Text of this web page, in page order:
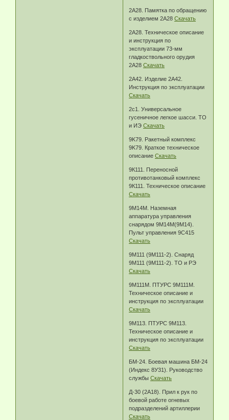
2А28. Памятка по обращению
с изделием 2А28Скачать
2А28. Техническое описание
и инструкция по
эксплуатации 73-мм
гладкоствольного орудия
2А28Скачать
2А42. Изделие 2А42.
Инструкция по эксплуатации
Скачать
2c1. Универсальное
гусеничное легкое шасси. ТО
и ИЭСкачать
9K79. Pакетный комплекс
9K79. Краткое техническое
описаниеСкачать
9К111. Переносной
противотанковый комплекс
9К111. Техническое описание
Скачать
9М14М. Наземная
аппаратура управления
снарядом 9М14М(9М14).
Пульт управления 9С415
Скачать
9М111 (9М111-2). Снаряд
9М111 (9М111-2). ТО и РЭ
Скачать
9М111М. ПТУРС 9М111М.
Техническое описание и
инструкция по эксплуатации
Скачать
9М113. ПТУРС 9М113.
Техническое описание и
инструкция по эксплуатации
Скачать
БМ-24. Боевая машина БМ-24
(Индекс 8У31). Руководство
службыСкачать
Д-30 (2А18). Прил к рук по
боевой работе огневых
подразделений артиллерии
Скачать